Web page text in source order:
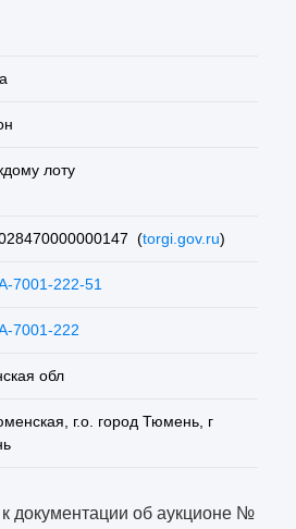
лоту
(torgi.gov.ru)
7001-222-51
7001-222
обл
г.о. город Тюмень, г
документации об аукционе №